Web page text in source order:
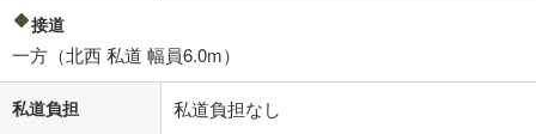
接道
一方（北西 私道 幅員6.0m）
私道負担 私道負担なし